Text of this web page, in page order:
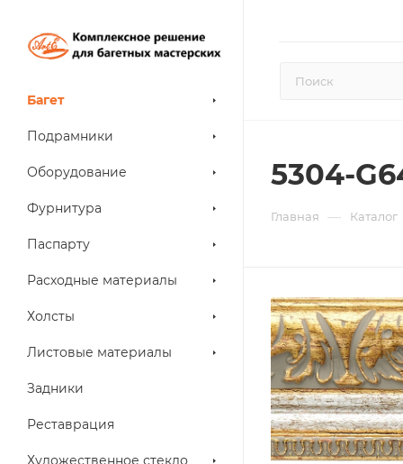
Багет
Подрамники
Оборудование
Фурнитура
Паспарту
Расходные материалы
Холсты
Листовые материалы
Задники
Реставрация
Художественное стекло
5304-
Главная — Каталог